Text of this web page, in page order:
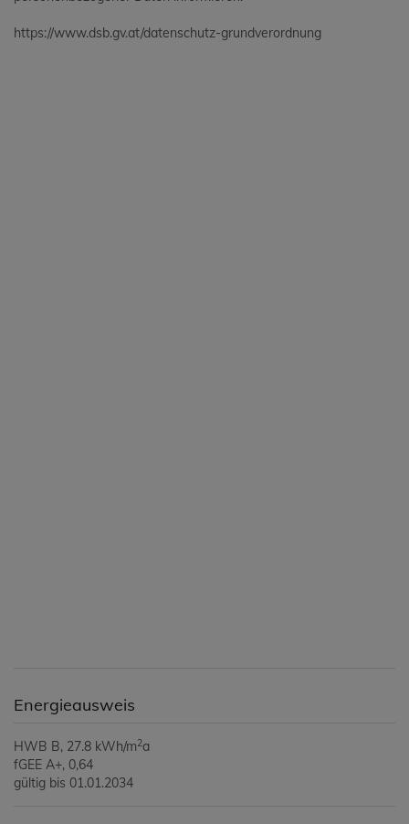
https://www.dsb.gv.at/datenschutz-grundverordnung
Energieausweis
HWB B, 27.8 kWh/m2a
fGEE A+, 0,64
gültig bis 01.01.2034